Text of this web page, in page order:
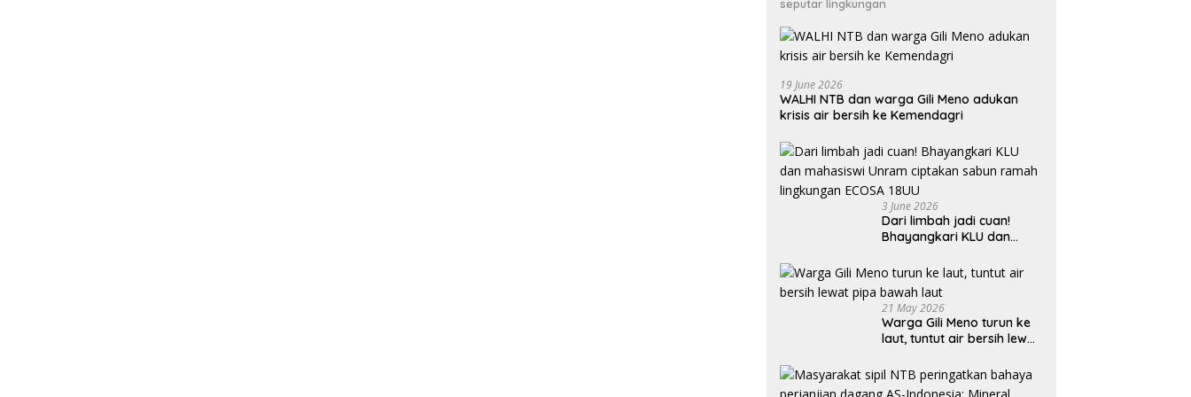
seputar lingkungan
19 June 2026
WALHI NTB dan warga Gili Meno adukan
krisis air bersih ke Kemendagri
3 June 2026
Dari limbah jadi cuan!
Bhayangkari KLU dan
sabun ramah lingkungan
ECOSA 18UU
21 May 2026
Warga Gili Meno turun ke
laut, tuntut air bersih lewat